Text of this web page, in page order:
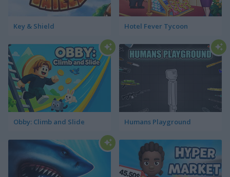
Key & Shield Hotel Fever Tycoon
Obby: Climb and Slide Humans Playground